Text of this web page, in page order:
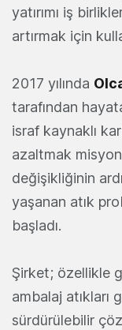
yatırımı iş
artırmak için
2017 yılında
tarafından
israf kaynaklı
azaltmak
değişikliğinin
yaşanan atık
başladı.
Şirket; özellikle
ambalaj
sürdürülebilir